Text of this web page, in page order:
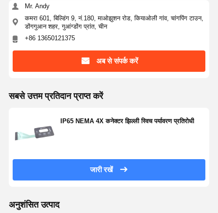
Mr. Andy
कमरा 601, बिल्डिंग 9, नं.180, माओझुशन रोड, कियाओली गांव, चांगपिंग टाउन,
डोंगगुआन शहर, गुआंग्डोंग प्रांत, चीन
+86 13650121375
अब से संपर्क करें
सबसे उत्तम प्रतिदान प्राप्त करें
IP65 NEMA 4X कनेक्टर झिल्ली स्विच पर्यावरण प्रतिरोधी
जारी रखें
अनुशंसित उत्पाद